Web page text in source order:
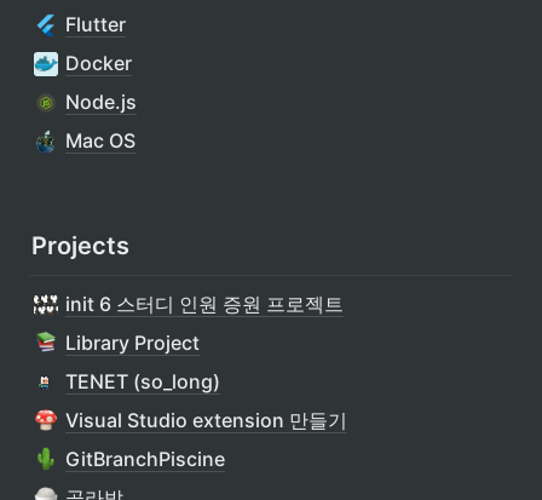
Flutter
Docker
Node.js
Mac OS
Projects
init 6 스터디 인원 증원 프로젝트
Library Project
TENET (so_long)
Visual Studio extension 만들기
GitBranchPiscine